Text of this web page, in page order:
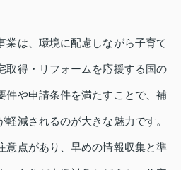
業は、環境に配慮しながら子育て
取得・リフォームを応援する国の
件や申請条件を満たすことで、補
減されるのが大きな魅力です。
意点があり、早めの情報収集と準